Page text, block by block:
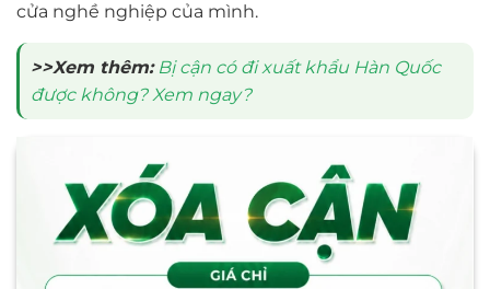
cửa nghề nghiệp của mình.
>>Xem thêm: Bị cận có đi xuất khẩu Hàn Quốc
được không? Xem ngay?